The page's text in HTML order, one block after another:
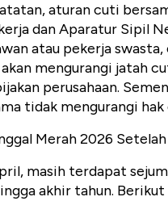
aturan cuti
dan Aparatur Sipil
atau pekerja
mengurangi jatah
perusahaan.
tidak mengurangi hak
Merah 2026
masih terdapat
akhir tahun.